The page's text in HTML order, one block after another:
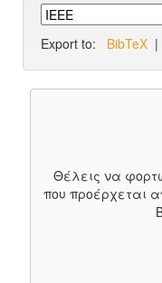
Export to: BibTeX |
Θέλεις να
που προέρχεται